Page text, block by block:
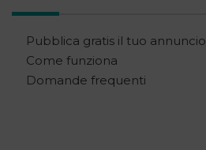
Pubblica gratis il tuo annuncio
Come funziona
Domande frequenti